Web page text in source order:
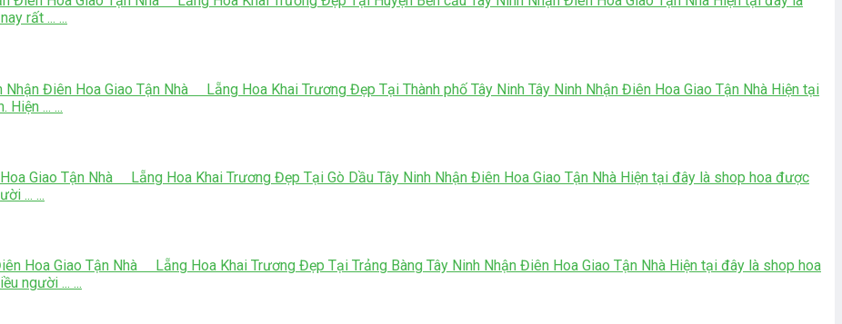
rất ... ...
Nhận Điên Hoa Giao Tận Nhà Lẵng Hoa Khai Trương Đẹp Tại Thành phố Tây Ninh Tây Ninh Nhận Điên Hoa Giao Tận Nhà Hiện tại
... ...
Giao Tận Nhà Lẵng Hoa Khai Trương Đẹp Tại Gò Dầu Tây Ninh Nhận Điên Hoa Giao Tận Nhà Hiện tại đây là shop hoa được
... ...
Hoa Giao Tận Nhà Lẵng Hoa Khai Trương Đẹp Tại Trảng Bàng Tây Ninh Nhận Điên Hoa Giao Tận Nhà Hiện tại đây là shop hoa
người ... ...